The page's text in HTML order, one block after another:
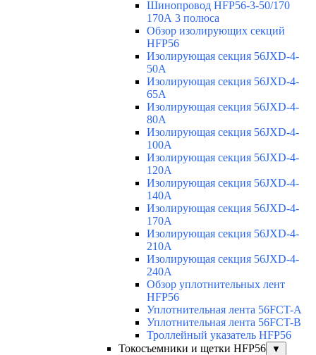
Шинопровод HFP56-3-50/170
170А 3 полюса
Обзор изолирующих секций
HFP56
Изолирующая секция 56JXD-4-
50A
Изолирующая секция 56JXD-4-
65A
Изолирующая секция 56JXD-4-
80A
Изолирующая секция 56JXD-4-
100A
Изолирующая секция 56JXD-4-
120A
Изолирующая секция 56JXD-4-
140A
Изолирующая секция 56JXD-4-
170A
Изолирующая секция 56JXD-4-
210A
Изолирующая секция 56JXD-4-
240A
Обзор уплотнительных лент
HFP56
Уплотнительная лента 56FCT-A
Уплотнительная лента 56FCT-B
Троллейный указатель HFP56
Токосъемники и щетки HFP56
▼